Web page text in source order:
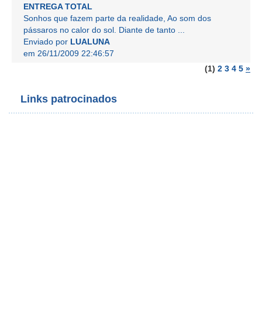
ENTREGA TOTAL
Sonhos que fazem parte da realidade, Ao som dos
pássaros no calor do sol. Diante de tanto ...
Enviado por LUALUNA
em 26/11/2009 22:46:57
(1) 2 3 4 5 »
Links patrocinados